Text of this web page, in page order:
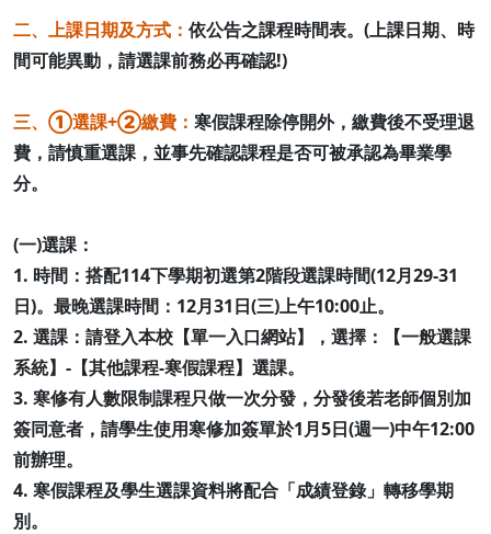
二、上課日期及方式： 依公告之課程時間表。(上課日期、時
間可能異動，請選課前務必再確認!)
三、①選課+②繳費： 寒假課程除停開外，繳費後不受理退
費，請慎重選課，並事先確認課程是否可被承認為畢業學
分。
(一)選課：
1. 時間：搭配114下學期初選第2階段選課時間(12月29-31
日)。最晚選課時間：12月31日(三)上午10:00止。
2. 選課：請登入本校【單一入口網站】，選擇：【一般選課
系統】-【其他課程-寒假課程】選課。
3. 寒修有人數限制課程只做一次分發，分發後若老師個別加
簽同意者，請學生使用寒修加簽單於1月5日(週一)中午12:00
前辦理。
4. 寒假課程及學生選課資料將配合「成績登錄」轉移學期
別。